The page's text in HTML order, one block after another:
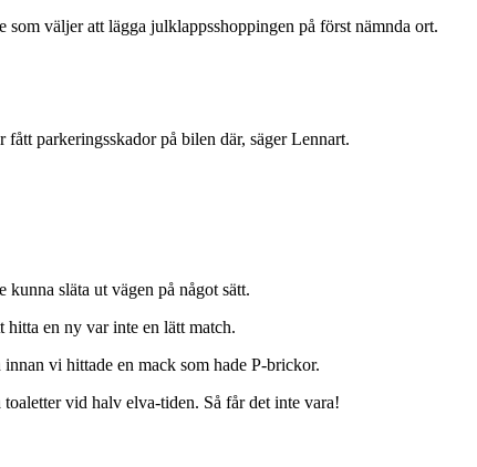
väljer att lägga julklappsshoppingen på först nämnda ort.
parkeringsskador på bilen där, säger Lennart.
släta ut vägen på något sätt.
en ny var inte en lätt match.
vi hittade en mack som hade P-brickor.
vid halv elva-tiden. Så får det inte vara!